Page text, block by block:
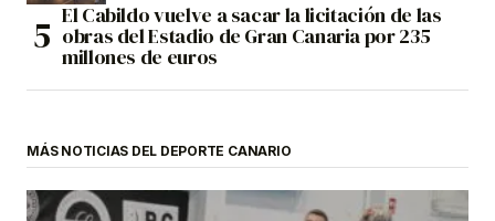
El Cabildo vuelve a sacar la licitación de las
obras del Estadio de Gran Canaria por 235
millones de euros
MÁS NOTICIAS DEL DEPORTE CANARIO